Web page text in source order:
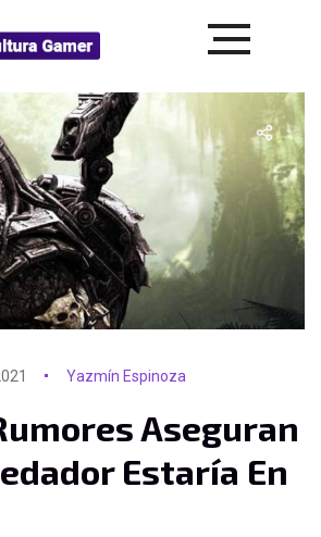
Yazmín Espinoza
Aseguran
Estaría En